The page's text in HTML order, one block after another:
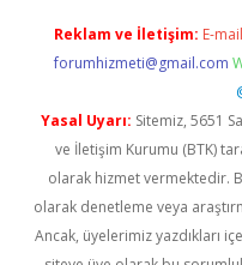
Reklam ve İletişim: E-
forumhizmeti@gmail.com
Yasal Uyarı: Sitemiz, 5651
ve İletişim Kurumu (BTK)
olarak hizmet vermektedir.
olarak denetleme veya
Ancak, üyelerimiz yazdıkları